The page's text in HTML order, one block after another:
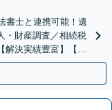
書士と連携可能！遺
・財産調査／相続税
解決実績豊富】【電